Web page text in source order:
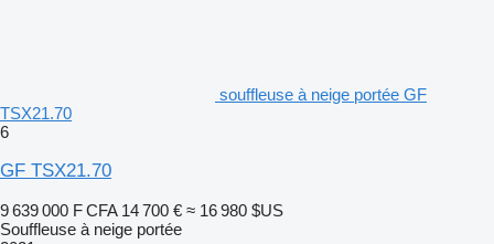
souffleuse à neige portée GF
TSX21.70
6
GF TSX21.70
9 639 000 F CFA 14 700 € ≈ 16 980 $US
Souffleuse à neige portée